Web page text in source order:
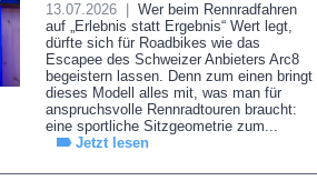
13.07.2026 |
Wer beim Rennradfahren
auf „Erlebnis statt Ergebnis“ Wert legt,
dürfte sich für Roadbikes wie das
Escapee des Schweizer Anbieters Arc8
begeistern lassen. Denn zum einen bringt
dieses Modell alles mit, was man für
anspruchsvolle Rennradtouren braucht:
eine sportliche Sitzgeometrie zum...
Jetzt lesen